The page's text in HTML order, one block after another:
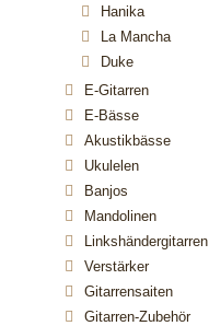
Hanika
La Mancha
Duke
E-Gitarren
E-Bässe
Akustikbässe
Ukulelen
Banjos
Mandolinen
Linkshändergitarren
Verstärker
Gitarrensaiten
Gitarren-Zubehör